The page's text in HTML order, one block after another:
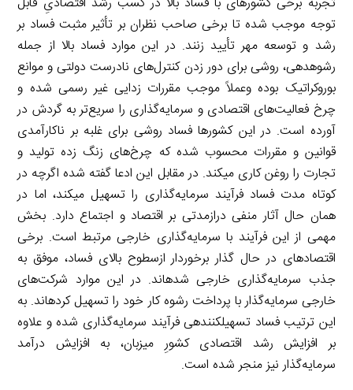
توجه موجب شده تا برخی صاحب نظران بر تأثیر مثبت فساد بر
رشد و توسعه مهر تأیید زنند. در این موارد فساد بالا از جمله
رشوه­دهی، روشی برای دور زدن کنترل‌های نادرست دولتی و موانع
بوروکراتیک بوده وعملاً موجب مقررات زدایی غیر رسمی شده و
چرخ فعالیت‌های اقتصادی و سرمایه‌گذاری را سریع‌تر به گردش در
آورده است. در این کشورها فساد روشی برای غلبه بر ناکارآمدی
قوانین و مقررات محسوب شده که چرخ‌های زنگ زده تولید و
تجارت را روغن کاری می­کند. در مقابل این ادعا گفته شده اگرچه در
کوتاه مدت فساد فرآیند سرمایه‌گذاری را تسهیل می­کند، اما در
همان حال آثار منفی درازمدتی بر اقتصاد و اجتماع دارد. بخش
مهمی از این فرآیند با سرمایه‌گذاری خارجی مرتبط است. برخی
اقتصادهای در حال گذار برخوردار ازسطوح بالای فساد، موفق به
جذب سرمایه‌گذاری خارجی شده­اند. در این موارد شرکت‌های
خارجی سرمایه‌گذار با پرداخت رشوه کار خود را تسهیل کرده­اند. به
این ترتیب فساد تسهیل­کننده­ی فرآیند سرمایه‌گذاری شده و علاوه
بر افزایش رشد اقتصادی کشورِ میزبان، به افزایش درآمد
سرمایه‌گذار نیز منجر شده است.